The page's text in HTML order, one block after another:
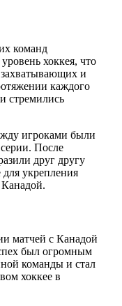
команд
хоккея, что
и
каждого
стремились
игроками были
После
друг другу
укрепления
матчей с Канадой
был огромным
команды и стал
хоккее в